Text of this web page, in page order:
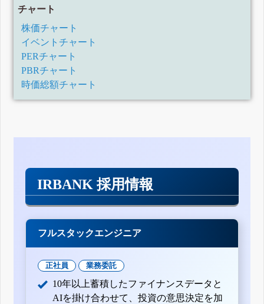
チャート
株価チャート
イベントチャート
PERチャート
PBRチャート
時価総額チャート
IRBANK 採用情報
フルスタックエンジニア
正社員 業務委託
10年以上蓄積したファイナンスデータと
AIを掛け合わせて、投資の意思決定を加